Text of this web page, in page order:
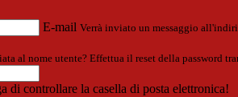
E-mail Verrà inviato un messaggio
al nome utente? Effettua il reset della password
di controllare la casella di posta elettronica!